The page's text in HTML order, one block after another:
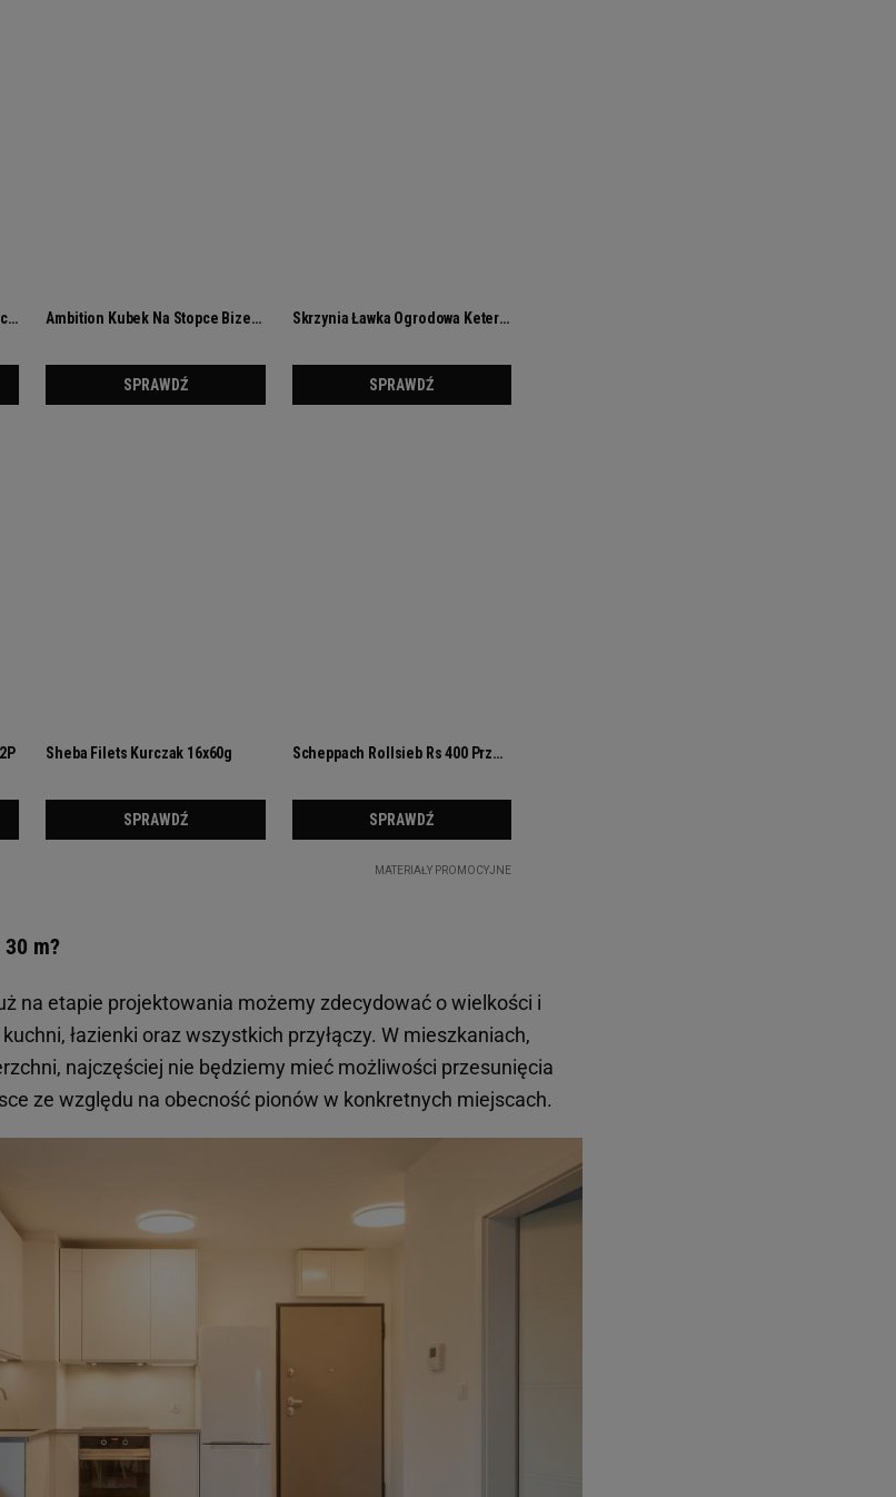
m?
na etapie projektowania możemy zdecydować o wielkości i
łazienki oraz wszystkich przyłączy. W mieszkaniach,
najczęściej nie będziemy mieć możliwości przesunięcia
ze względu na obecność pionów w konkretnych miejscach.